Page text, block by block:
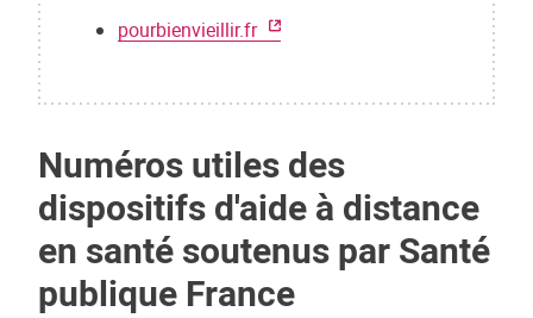
pourbienvieillir.fr
Numéros utiles des
dispositifs d'aide à distance
en santé soutenus par Santé
publique France